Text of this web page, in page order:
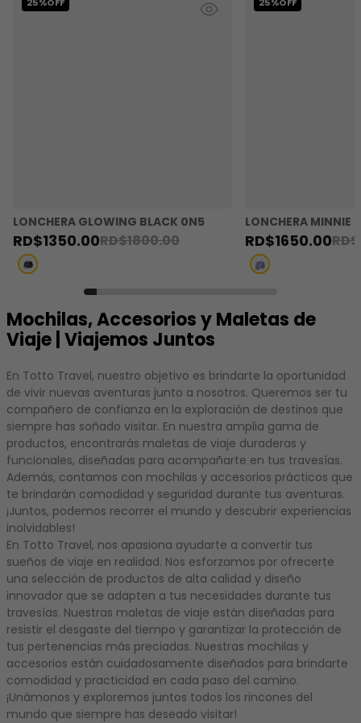
LONCHERA GLOWING BLACK 0N5
RD$1350.00RD$1800.00
LONCHERA MINNIE
RD$1650.00RD$
Mochilas, Accesorios y Maletas de
Viaje | Viajemos Juntos
En Totto Travel, nuestro objetivo es brindarte la oportunidad
de vivir nuevas aventuras junto a nosotros. Queremos ser tu
compañero de confianza en la exploración de destinos que
siempre has soñado visitar. En nuestra amplia gama de
productos, encontrarás maletas de viaje duraderas y
funcionales, diseñadas para acompañarte en tus travesías.
Además, contamos con mochilas y accesorios prácticos que
te brindarán comodidad y seguridad durante tus aventuras.
¡Juntos, podemos recorrer el mundo y descubrir experiencias
inolvidables!
En Totto Travel, nos apasiona ayudarte a convertir tus
sueños de viaje en realidad. Nos esforzamos por ofrecerte
una selección de productos de alta calidad y diseño
innovador que se adapten a tus necesidades durante tus
travesías. Nuestras maletas de viaje están diseñadas para
resistir el desgaste del tiempo y garantizar la protección de
tus pertenencias más preciadas. Nuestras mochilas y
accesorios están cuidadosamente diseñados para brindarte
comodidad y practicidad en cada paso del camino.
¡Unámonos y exploremos juntos todos los rincones del
mundo que siempre has deseado visitar!